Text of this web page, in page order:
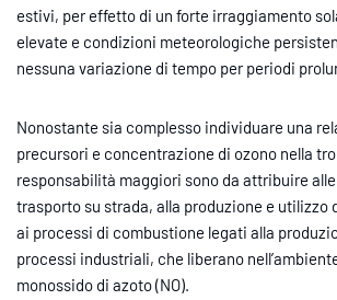
estivi, per effetto di un forte irraggiamento
elevate e condizioni meteorologiche
nessuna variazione di tempo per periodi
Nonostante sia complesso individuare una
precursori e concentrazione di ozono nella
responsabilità maggiori sono da attribuire
trasporto su strada, alla produzione e utilizzo
ai processi di combustione legati alla
processi industriali, che liberano
monossido di azoto (NO).